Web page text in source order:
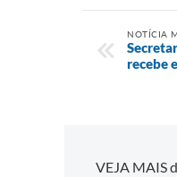
NOTÍCIA
recebe
VEJA MAIS